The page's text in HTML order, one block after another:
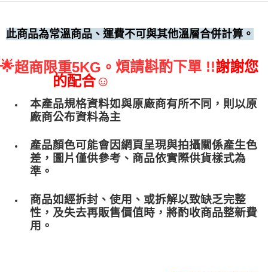
此商品為常溫商品、運費不可與其他溫層合併計算。
🌟超商限重5KG。 煩請斟酌下單 !!謝謝您
的配合☺
本產品規格資料如與原廠商有所不同，則以原
廠商公布資料為主
產品顏色可能會因網頁呈現與拍攝關係產生色
差，圖片僅供參考、商品依實際供貨樣式為
準。
商品如經拆封、使用、或拆解以致缺乏完整
性，及失去再販售價值時，將酌收商品整﻿新費
用。